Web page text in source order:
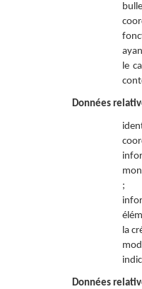
le
Données
;
la
Données